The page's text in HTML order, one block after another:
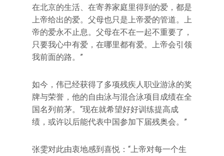
在北京的生活、在寄养家庭里得到的爱，都是
上帝给出的爱。父母也只是上帝爱的管道。上
帝的爱永不止息。父母在不在一起不重要了，
只要我心中有爱，在哪里都有爱。上帝会引领
我前面的路。”
如今，伟已经获得了多项残疾人职业游泳的奖
牌与荣誉，他的自由泳与混合泳项目成绩在全
国名列前茅。“现在就希望好好训练提高成
绩，或许以后能代表中国参加下届残奥会。”
张雯对此由衷地感到喜悦：“上帝对每一个生